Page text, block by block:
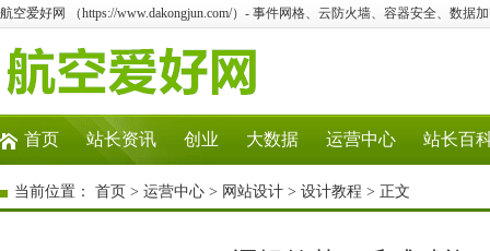
航空爱好网 （https://www.dakongjun.com/）- 事件网格、云防火墙、容器安全、数据
首页 站长资讯 创业 大数据 运营中心 站长百
当前位置： 首页 > 运营中心 > 网站设计 > 设计教程 > 正文